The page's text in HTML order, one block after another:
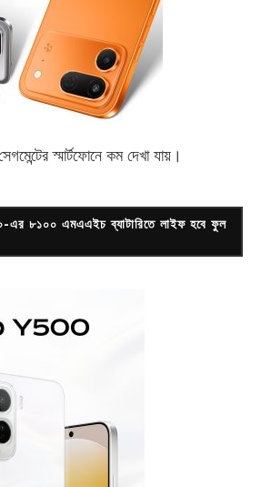
স্মার্টফোনে কম দেখা যায়।
এর ৮১০০ এমএএইচ ব্যাটারিতে লাইফ হবে ফুল